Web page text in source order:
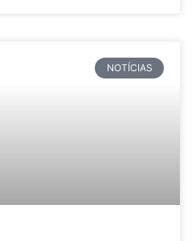
NOTÍCIAS